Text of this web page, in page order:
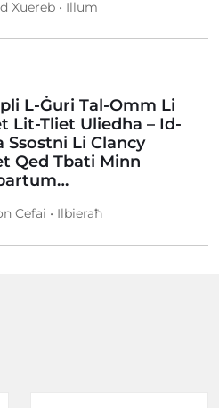
Xuereb • Illum
L-Ġuri Tal-Omm Li
Lit-Tliet Uliedha – Id-
Ssostni Li Clancy
Qed Tbati Minn
Cefai • Ilbieraħ